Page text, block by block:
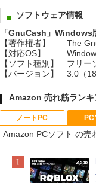
ソフトウェア情報
「GnuCash」Windows
【著作権者】
The
【対応OS】
【ソフト種別】
フリー
【バージョン】
3.0（
Amazon 売れ筋ランキ
ノートPC PC
Amazon PCソフト の売